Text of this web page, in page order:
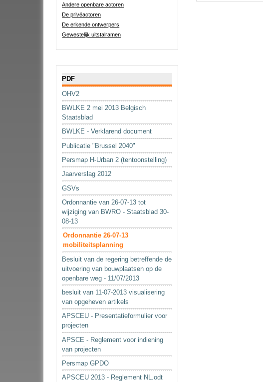
Andere openbare actoren
De privéactoren
De erkende ontwerpers
Gewestelijk uitstalramen
PDF
OHV2
BWLKE 2 mei 2013 Belgisch
Staatsblad
BWLKE - Verklarend document
Publicatie "Brussel 2040"
Persmap H-Urban 2 (tentoonstelling)
Jaarverslag 2012
GSVs
Ordonnantie van 26-07-13 tot
wijziging van BWRO - Staatsblad 30-
08-13
Ordonnantie 26-07-13
mobiliteitsplanning
Besluit van de regering betreffende de
uitvoering van bouwplaatsen op de
openbare weg - 11/07/2013
besluit van 11-07-2013 visualisering
van opgeheven artikels
APSCEU - Presentatieformulier voor
projecten
APSCE - Reglement voor indiening
van projecten
Persmap GPDO
APSCEU 2013 - Reglement NL.odt